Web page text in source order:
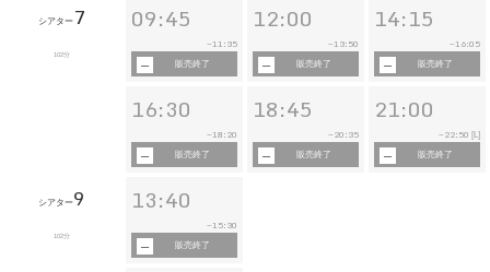
シアター 7
102分
09:45
~11:35
販売終了
12:00
~13:50
販売終了
14:15
~16:05
販売終了
16:30
~18:20
販売終了
18:45
~ 20:35
販売終了
21:00
~ 22:50 [L]
販売終了
シアター9
102分
13:40
~15:30
販売終了